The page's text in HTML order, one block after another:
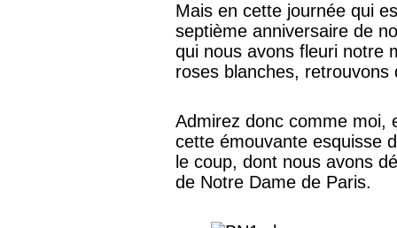
Mais en cette journée qui
septième anniversaire de
qui nous avons fleuri notre
roses blanches,
Admirez donc comme moi,
cette émouvante esquisse
le coup, dont nous avons
de Notre Dame de Paris.